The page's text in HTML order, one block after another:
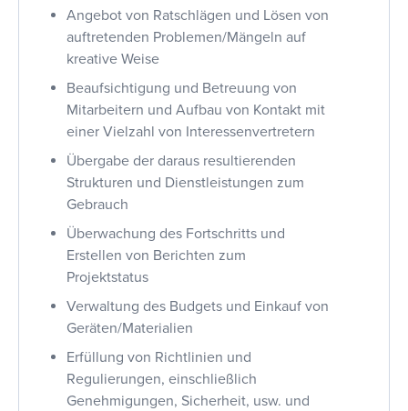
Angebot von Ratschlägen und Lösen von
auftretenden Problemen/Mängeln auf
kreative Weise
Beaufsichtigung und Betreuung von
Mitarbeitern und Aufbau von Kontakt mit
einer Vielzahl von Interessenvertretern
Übergabe der daraus resultierenden
Strukturen und Dienstleistungen zum
Gebrauch
Überwachung des Fortschritts und
Erstellen von Berichten zum
Projektstatus
Verwaltung des Budgets und Einkauf von
Geräten/Materialien
Erfüllung von Richtlinien und
Regulierungen, einschließlich
Genehmigungen, Sicherheit, usw. und